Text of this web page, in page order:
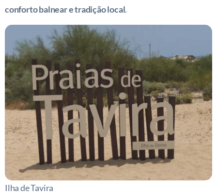
conforto balnear e tradição local.
Ilha de Tavira